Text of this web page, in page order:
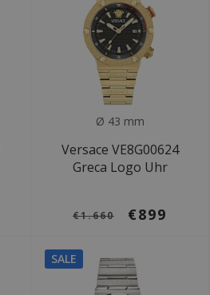
Ø 43 mm
Versace VE8G00624
Greca Logo Uhr
€1.660 €899
SALE